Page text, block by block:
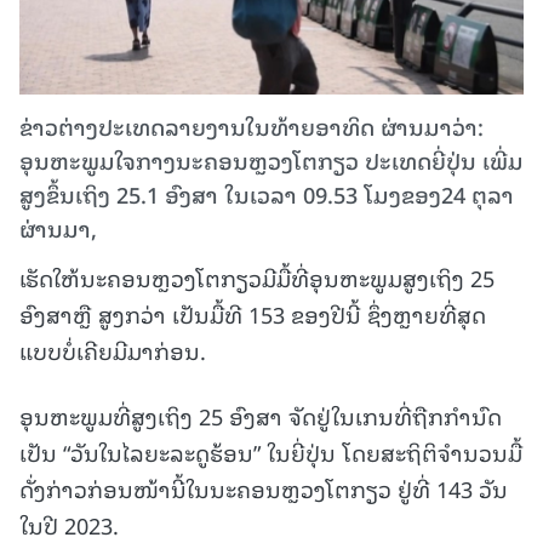
ຂ່າວຕ່າງປະເທດລາຍງານໃນທ້າຍອາທິດ ຜ່ານມາວ່າ:
ອຸນຫະພູມໃຈກາງນະຄອນຫຼວງໂຕກຽວ ປະເທດຍີ່ປຸ່ນ ເພີ່ມ
ສູງຂຶ້ນເຖິງ 25.1 ອົງສາ ໃນເວລາ 09.53 ໂມງຂອງ24 ຕຸລາ
ຜ່ານມາ,
ເຮັດໃຫ້ນະຄອນຫຼວງໂຕກຽວມີມື້ທີ່ອຸນຫະພູມສູງເຖິງ 25
ອົງສາຫຼື ສູງກວ່າ ເປັນມື້ທີ 153 ຂອງປີນີ້ ຊຶ່ງຫຼາຍທີ່ສຸດ
ແບບບໍ່ເຄີຍມີມາກ່ອນ.
ອຸນຫະພູມທີ່ສູງເຖິງ 25 ອົງສາ ຈັດຢູ່ໃນເກນທີ່ຖືກກຳນົດ
ເປັນ “ວັນໃນໄລຍະລະດູຮ້ອນ” ໃນຍີ່ປຸ່ນ ໂດຍສະຖິຕິຈຳນວນມື້
ດັ່ງກ່າວກ່ອນໜ້ານີ້ໃນນະຄອນຫຼວງໂຕກຽວ ຢູ່ທີ່ 143 ວັນ
ໃນປີ 2023.